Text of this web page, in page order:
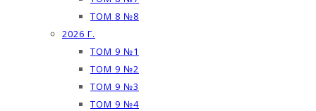
ТОМ 8 №8
2026 Г.
ТОМ 9 №1
ТОМ 9 №2
ТОМ 9 №3
ТОМ 9 №4